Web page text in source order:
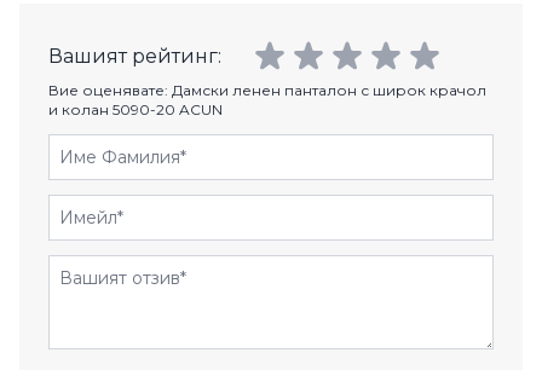
Вашият рейтинг:
Вие оценявате: Дамски ленен панталон с широк крачол
и колан 5090-20 ACUN
Име Фамилия
Имейл
Отзиви